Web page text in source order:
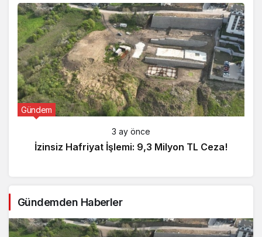
Gündem
3 ay önce
İzinsiz Hafriyat İşlemi: 9,3 Milyon TL Ceza!
Gündemden Haberler